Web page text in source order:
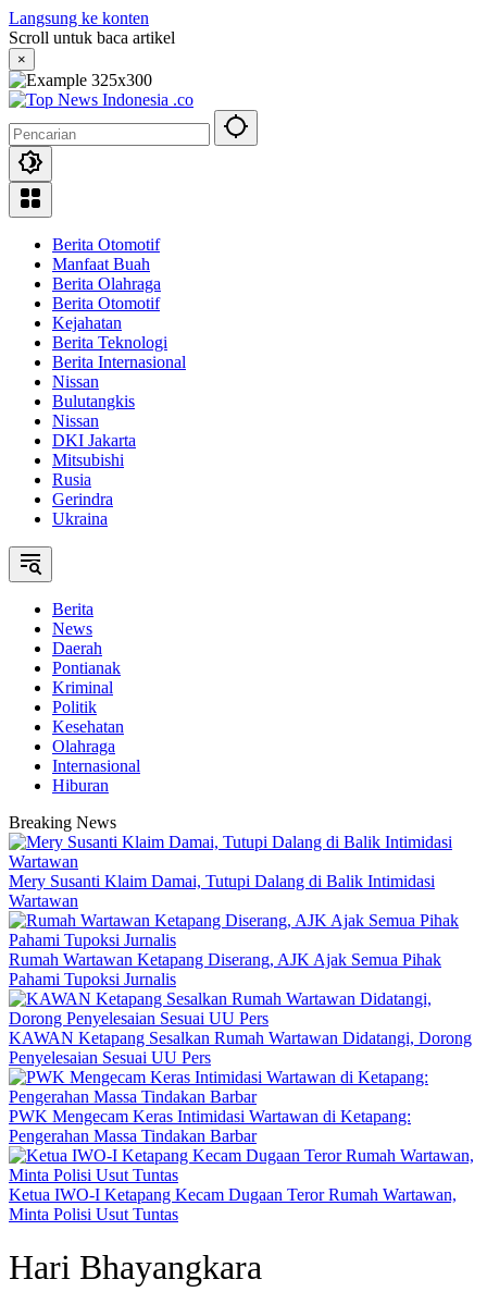
Langsung ke konten
Scroll untuk baca artikel
×
Berita Otomotif
Manfaat Buah
Berita Olahraga
Berita Otomotif
Kejahatan
Berita Teknologi
Berita Internasional
Nissan
Bulutangkis
Nissan
DKI Jakarta
Mitsubishi
Rusia
Gerindra
Ukraina
Berita
News
Daerah
Pontianak
Kriminal
Politik
Kesehatan
Olahraga
Internasional
Hiburan
Breaking News
Mery Susanti Klaim Damai, Tutupi Dalang di Balik Intimidasi
Wartawan
Rumah Wartawan Ketapang Diserang, AJK Ajak Semua Pihak
Pahami Tupoksi Jurnalis
KAWAN Ketapang Sesalkan Rumah Wartawan Didatangi, Dorong
Penyelesaian Sesuai UU Pers
PWK Mengecam Keras Intimidasi Wartawan di Ketapang:
Pengerahan Massa Tindakan Barbar
Ketua IWO-I Ketapang Kecam Dugaan Teror Rumah Wartawan,
Minta Polisi Usut Tuntas
Hari Bhayangkara